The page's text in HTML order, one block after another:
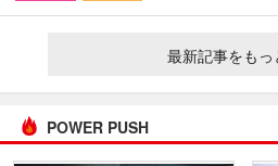
最新記事をもっ
POWER PUSH